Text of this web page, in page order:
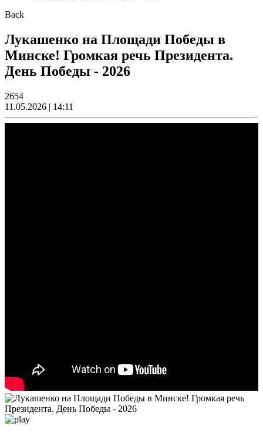
Back
Лукашенко на Площади Победы в
Минске! Громкая речь Президента.
День Победы - 2026
2654
11.05.2026 | 14:11